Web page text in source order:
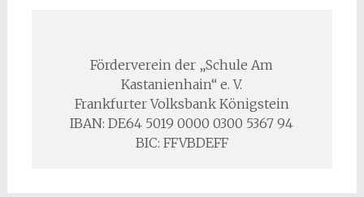
Förderverein der „Schule Am
Kastanienhain“ e. V.
Frankfurter Volksbank Königstein
IBAN: DE64 5019 0000 0300 5367 94
BIC: FFVBDEFF